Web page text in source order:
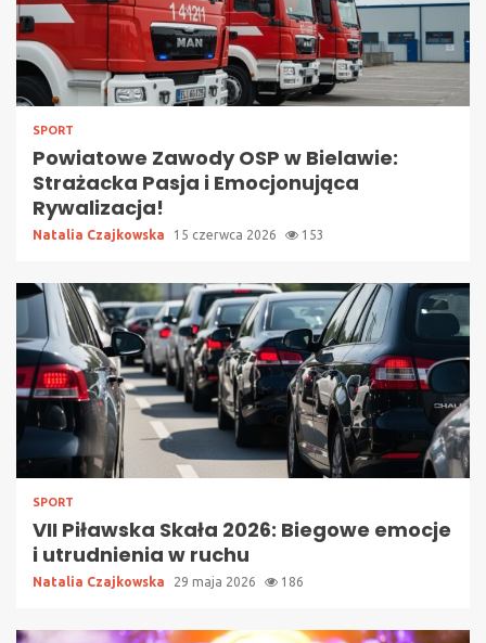
SPORT
Powiatowe Zawody OSP w Bielawie:
Strażacka Pasja i Emocjonująca
Rywalizacja!
Natalia Czajkowska 15 czerwca 2026 153
SPORT
VII Piławska Skała 2026: Biegowe emocje
i utrudnienia w ruchu
Natalia Czajkowska 29 maja 2026 186